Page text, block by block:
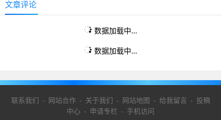
文章评论
数据加载中...
数据加载中...
联系我们 - 网站合作- 关于我们 - 网站地图 - 给我留言 - 投稿
中心 - 申请专栏 - 手机访问